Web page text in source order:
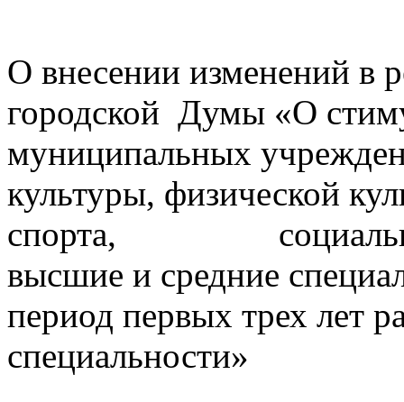
О внесении изменений в
городской Думы «О
муниципальных
культуры, физической
спорта,
высшие и средние
период первых трех лет
специальности»